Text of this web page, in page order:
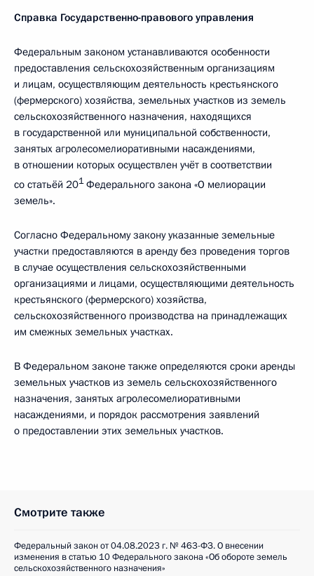
Справка Государственно-правового управления
Федеральным законом устанавливаются особенности
предоставления сельскохозяйственным организациям
и лицам, осуществляющим деятельность крестьянского
(фермерского) хозяйства, земельных участков из земель
сельскохозяйственного назначения, находящихся
в государственной или муниципальной собственности,
занятых агролесомелиоративными насаждениями,
в отношении которых осуществлен учёт в соответствии
со статьёй 201Федерального закона «О мелиорации
земель».
Согласно Федеральному закону указанные земельные
участки предоставляются в аренду без проведения торгов
в случае осуществления сельскохозяйственными
организациями и лицами, осуществляющими деятельность
крестьянского (фермерского) хозяйства,
сельскохозяйственного производства на принадлежащих
им смежных земельных участках.
В Федеральном законе также определяются сроки аренды
земельных участков из земель сельскохозяйственного
назначения, занятых агролесомелиоративными
насаждениями, и порядок рассмотрения заявлений
о предоставлении этих земельных участков.
Смотрите также
Федеральный закон от 04.08.2023 г. № 463-ФЗ. О внесении
изменения в статью 10 Федерального закона «Об обороте земель
сельскохозяйственного назначения»